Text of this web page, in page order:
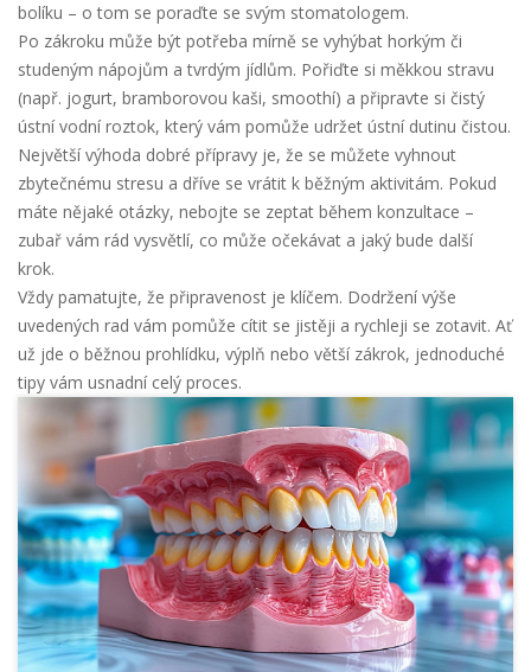
bolíku – o tom se poraďte se svým stomatologem.
Po zákroku může být potřeba mírně se vyhýbat horkým či
studeným nápojům a tvrdým jídlům. Pořiďte si měkkou stravu
(např. jogurt, bramborovou kaši, smoothí) a připravte si čistý
ústní vodní roztok, který vám pomůže udržet ústní dutinu čistou.
Největší výhoda dobré přípravy je, že se můžete vyhnout
zbytečnému stresu a dříve se vrátit k běžným aktivitám. Pokud
máte nějaké otázky, nebojte se zeptat během konzultace –
zubař vám rád vysvětlí, co může očekávat a jaký bude další
krok.
Vždy pamatujte, že připravenost je klíčem. Dodržení výše
uvedených rad vám pomůže cítit se jistěji a rychleji se zotavit. Ať
už jde o běžnou prohlídku, výplň nebo větší zákrok, jednoduché
tipy vám usnadní celý proces.